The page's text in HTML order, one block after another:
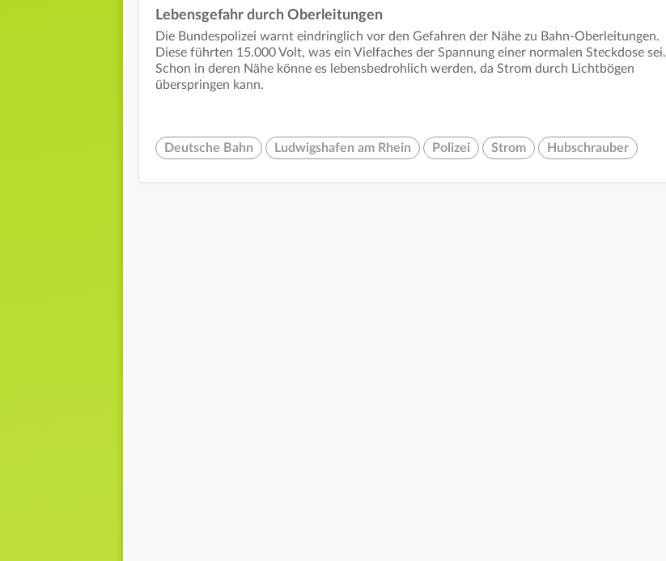
Lebensgefahr durch Oberleitungen
Die Bundespolizei warnt eindringlich vor den Gefahren der Nähe zu Bahn-Oberleitungen.
Diese führten 15.000 Volt, was ein Vielfaches der Spannung einer normalen Steckdose sei.
Schon in deren Nähe könne es lebensbedrohlich werden, da Strom durch Lichtbögen
überspringen kann.
Deutsche Bahn Ludwigshafen am Rhein Polizei Strom Hubschrauber